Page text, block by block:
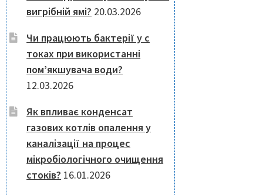
вигрібній ямі? 20.03.2026
Чи працюють бактерії у с
токах при використанні
пом’якшувача води?
12.03.2026
Як впливає конденсат
газових котлів опалення у
каналізації на процес
мікробіологічного очищення
стоків? 16.01.2026